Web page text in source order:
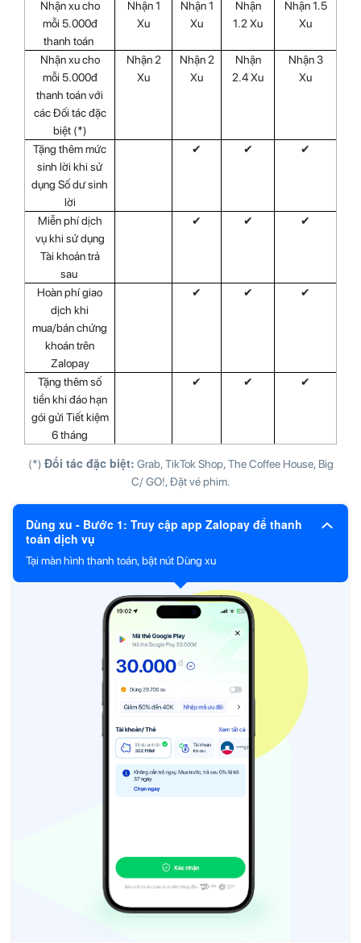
Nhận xu cho
mỗi 5.000đ
thanh toán
Nhận 1
Xu
Nhận 1
Xu
Nhận
1.2 Xu
Nhận 1.5
Xu
Nhận xu cho
mỗi 5.000đ
thanh toán với
các Đối tác đặc
biệt (*)
Nhận 2
Xu
Nhận 2
Xu
Nhận
2.4 Xu
Nhận 3
Xu
Tặng thêm mức
sinh lời khi sử
dụng Số dư sinh
lời
✔ ✔ ✔
Miễn phí dịch
vụ khi sử dụng
Tài khoản trả
sau
✔ ✔ ✔
Hoàn phí giao
dịch khi
mua/bán chứng
khoán trên
Zalopay
✔ ✔ ✔
Tặng thêm số
tiền khi đáo hạn
gói gửi Tiết kiệm
6 tháng
✔ ✔ ✔
(*) Đối tác đặc biệt: Grab, TikTok Shop, The Coffee House, Big
C/ GO!, Đặt vé phim.
Dùng xu - Bước 1: Truy cập app Zalopay để thanh
toán dịch vụ
Tại màn hình thanh toán, bật nút Dùng xu